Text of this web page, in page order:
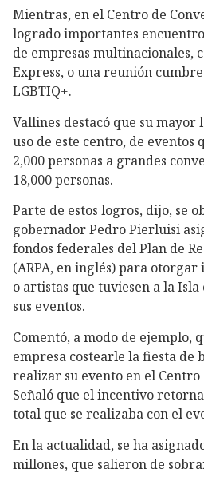
Mientras, en el Centro de
logrado importantes
de empresas multinacionales,
Express, o una reunión
LGBTIQ+.
Vallines destacó que su
uso de este centro, de eventos
2,000 personas a grandes
18,000 personas.
Parte de estos logros, dijo, se
gobernador Pedro Pierluisi
fondos federales del Plan de
(ARPA, en inglés) para otorgar
o artistas que tuviesen a la
sus eventos.
Comentó, a modo de ejemplo,
empresa costearle la fiesta de
realizar su evento en el Centro
Señaló que el incentivo
total que se realizaba con el
En la actualidad, se ha
millones, que salieron de